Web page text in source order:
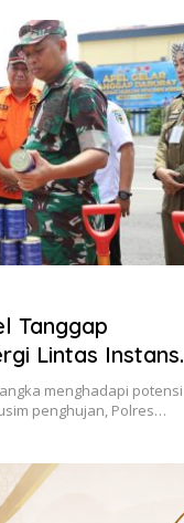
Tanggap
Lintas Instansi
menghadapi potensi
penghujan, Polres…